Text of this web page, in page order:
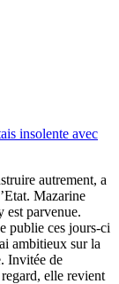
insolente avec
autrement, a
Mazarine
est parvenue.
publie ces jours-ci
ambitieux sur la
Invitée de
elle revient